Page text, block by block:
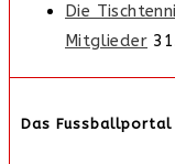
Die
Mitglieder
Das Fussballportal